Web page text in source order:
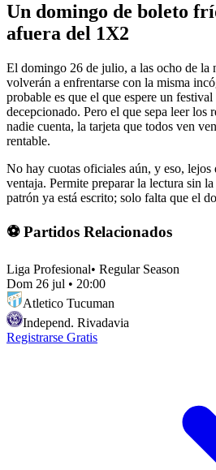
Un domingo de boleto
afuera del 1X2
El domingo 26 de julio, a las ocho de la
volverán a enfrentarse con la misma
probable es que el que espere un festival
decepcionado. Pero el que sepa leer
nadie cuenta, la tarjeta que todos ven
rentable.
No hay cuotas oficiales aún, y eso, lejos
ventaja. Permite preparar la lectura sin
patrón ya está escrito; solo falta que el
⚽ Partidos Relacionados
Liga Profesional• Regular Season
Dom 26 jul • 20:00
Atletico Tucuman
Independ. Rivadavia
Registrarse Gratis